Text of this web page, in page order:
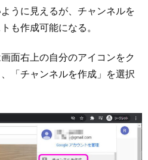
うに見えるが、チャンネルを
も作成可能になる。
面右上の自分のアイコンをク
「チャンネルを作成」を選択